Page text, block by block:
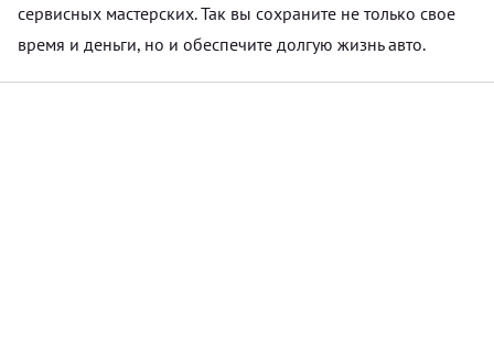
сервисных мастерских. Так вы сохраните не только свое
время и деньги, но и обеспечите долгую жизнь авто.